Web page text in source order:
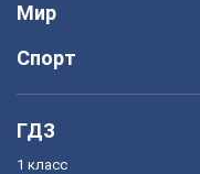
Мир
Спорт
ГДЗ
1 класс